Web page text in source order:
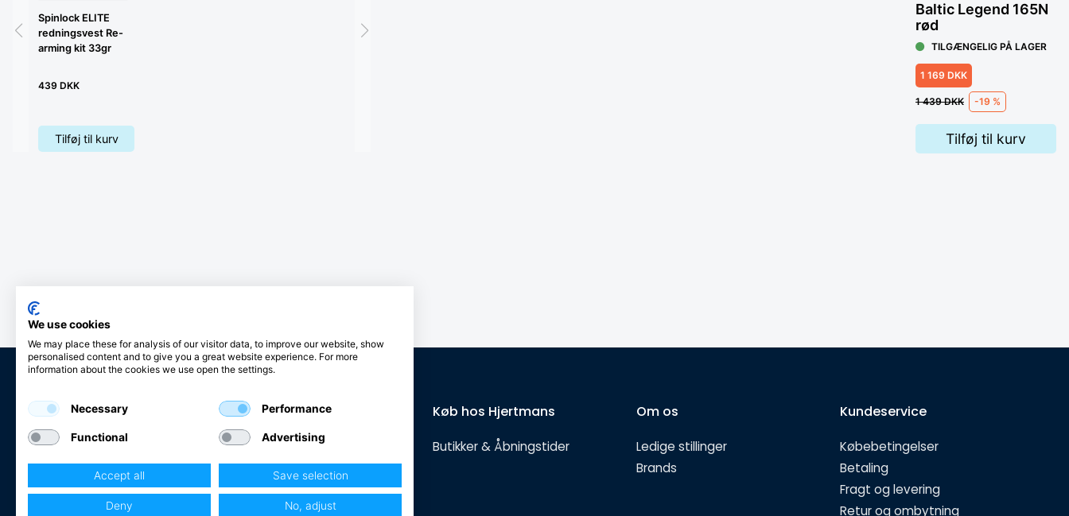
Spinlock ELITE
redningsvest Re-
arming kit 33gr
439 DKK
Tilføj til kurv
Baltic Legend 165N
rød
TILGÆNGELIG PÅ LAGER
1 169 DKK
1 439 DKK -19 %
Tilføj til kurv
Club Hjertmans
Log ind
Bliv kunde
Sejlerdrømme
Køb hos Hjertmans
Butikker & Åbningstider
Om os
Ledige stillinger
Brands
Kundeservice
Købebetingelser
Betaling
Fragt og levering
Retur og ombytning
We use cookies
We may place these for analysis of our visitor data, to improve our website, show
personalised content and to give you a great website experience. For more
information about the cookies we use open the settings.
Necessary Performance
Functional Advertising
Accept all Save selection
Deny No, adjust